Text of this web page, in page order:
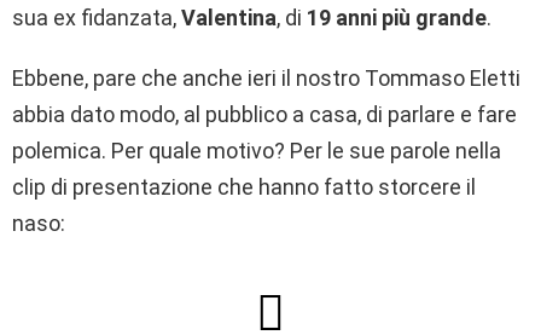
sua ex fidanzata,Valentina, di 19 anni più grande.
Ebbene, pare che anche ieri il nostro Tommaso Eletti
abbia dato modo, al pubblico a casa, di parlare e fare
polemica. Per quale motivo? Per le sue parole nella
clip di presentazione che hanno fatto storcere il
naso: